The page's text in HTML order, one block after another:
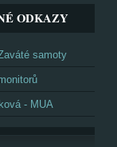
ODKAZY
samoty
- MUA